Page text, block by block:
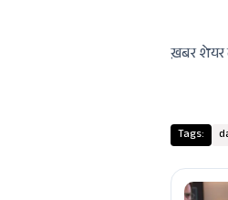
ख़बर
Tags: